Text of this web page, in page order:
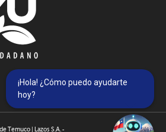
Temuco | Lazos S.A. -
¡Hola! ¿Cómo puedo ayudarte
hoy?